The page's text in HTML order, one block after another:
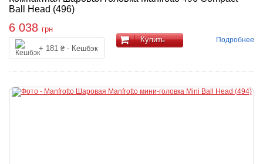
Ball Head (496)
6 038 грн
+ 181 ₴ - Кешбэк
Купить Подробнее